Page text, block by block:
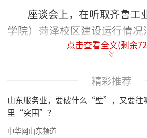
座谈会上，在听取齐鲁工
学院）菏泽校区建设运行情
指出，学校将整合优势资源，
色的新型大学。要围绕菏泽
系，优化调整专业设置，主
经济社会发展需求，着力提
质量。要重点抓好战略规划
点击查看全文(剩余72
精彩推荐
山东服务业，要破什么“壁”，又要往
里“突围”？
中华网山东频道